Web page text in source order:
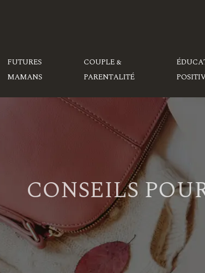
FUTURES
MAMANS
COUPLE &
PARENTALITÉ
CONSEILS